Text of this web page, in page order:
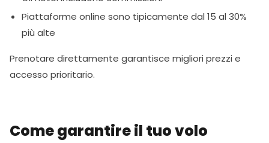
Piattaforme online sono tipicamente dal 15 al 30%
più alte
Prenotare direttamente garantisce migliori prezzi e
accesso prioritario.
Come garantire il tuo volo